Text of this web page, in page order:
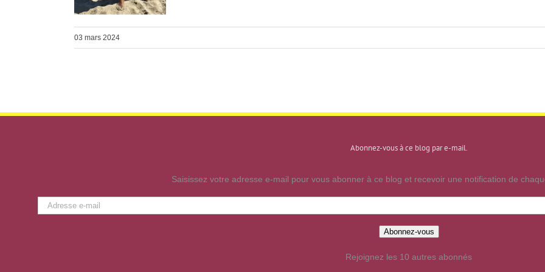
03 mars 2024
Abonnez-vous à ce blog par e-mail.
Saisissez votre adresse e-mail pour vous abonner à ce blog et recevoir une notification de
Adresse
Abonnez-vous
Rejoignez les 10 autres abonnés